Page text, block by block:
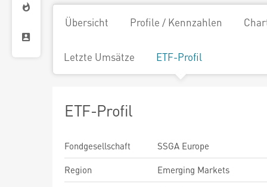
Übersicht Profile / Kennzahlen
Letzte Umsätze ETF-Profil
ETF-Profil
Fondgesellschaft
SSGA Europe
Region
Emerging Markets